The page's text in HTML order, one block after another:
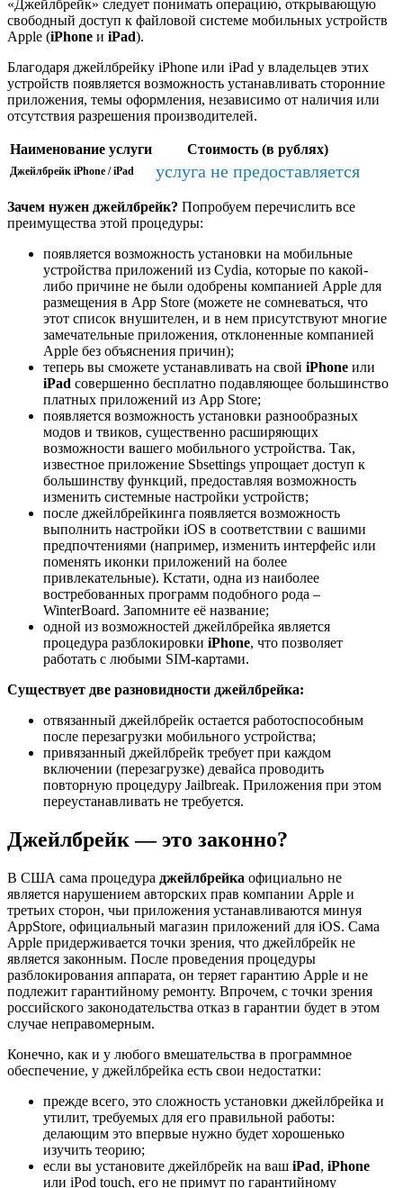
«Джейлбрейк» следует понимать операцию, открывающую
свободный доступ к файловой системе мобильных устройств
Apple (iPhone и iPad).
Благодаря джейлбрейку iPhone или iPad у владельцев этих
устройств появляется возможность устанавливать сторонние
приложения, темы оформления, независимо от наличия или
отсутствия разрешения производителей.
Наименование услуги Стоимость (в рублях)
Джейлбрейк iPhone / iPad услуга не предоставляется
Зачем нужен джейлбрейк? Попробуем перечислить все
преимущества этой процедуры:
появляется возможность установки на мобильные
устройства приложений из Cydia, которые по какой-
либо причине не были одобрены компанией Apple для
размещения в App Store (можете не сомневаться, что
этот список внушителен, и в нем присутствуют многие
замечательные приложения, отклоненные компанией
Apple без объяснения причин);
теперь вы сможете устанавливать на свой iPhone или
iPad совершенно бесплатно подавляющее большинство
платных приложений из App Store;
появляется возможность установки разнообразных
модов и твиков, существенно расширяющих
возможности вашего мобильного устройства. Так,
известное приложение Sbsettings упрощает доступ к
большинству функций, предоставляя возможность
изменить системные настройки устройств;
после джейлбрейкинга появляется возможность
выполнить настройки iOS в соответствии с вашими
предпочтениями (например, изменить интерфейс или
поменять иконки приложений на более
привлекательные). Кстати, одна из наиболее
востребованных программ подобного рода –
WinterBoard. Запомните её название;
одной из возможностей джейлбрейка является
процедура разблокировки iPhone, что позволяет
работать с любыми SIM-картами.
Существует две разновидности джейлбрейка:
отвязанный джейлбрейк остается работоспособным
после перезагрузки мобильного устройства;
привязанный джейлбрейк требует при каждом
включении (перезагрузке) девайса проводить
повторную процедуру Jailbreak. Приложения при этом
переустанавливать не требуется.
Джейлбрейк — это законно?
В США сама процедура джейлбрейка официально не
является нарушением авторских прав компании Apple и
третьих сторон, чьи приложения устанавливаются минуя
AppStore, официальный магазин приложений для iOS. Сама
Apple придерживается точки зрения, что джейлбрейк не
является законным. После проведения процедуры
разблокирования аппарата, он теряет гарантию Apple и не
подлежит гарантийному ремонту. Впрочем, с точки зрения
российского законодательства отказ в гарантии будет в этом
случае неправомерным.
Конечно, как и у любого вмешательства в программное
обеспечение, у джейлбрейка есть свои недостатки:
прежде всего, это сложность установки джейлбрейка и
утилит, требуемых для его правильной работы:
делающим это впервые нужно будет хорошенько
изучить теорию;
если вы установите джейлбрейк на ваш iPad, iPhone
или iPod touch, его не примут по гарантийному